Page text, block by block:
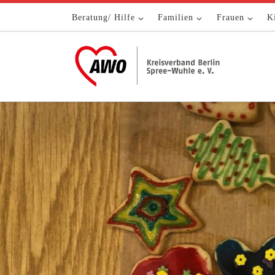
Zum Inhalt springenBeratung/ Hilfe Familien Frauen